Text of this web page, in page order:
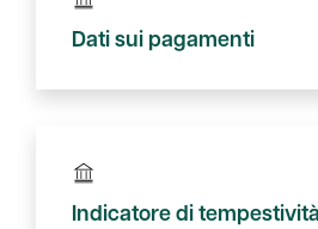
Dati sui pagamenti
Indicatore di